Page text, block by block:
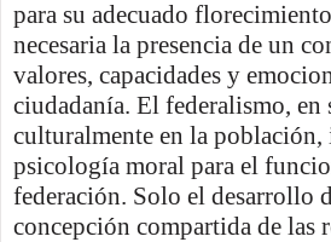
para su adecuado
necesaria la presencia de un
valores, capacidades y
ciudadanía. El federalismo, en
culturalmente en la población,
psicología moral para el
federación. Solo el desarrollo
concepción compartida de las